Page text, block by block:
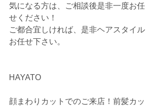
気になる方は、ご相談後是非一度お任
せください！
ご都合宜しければ、是非ヘアスタイル
お任せ下さい。
HAYATO
顔まわりカットでのご来店！前髪カッ